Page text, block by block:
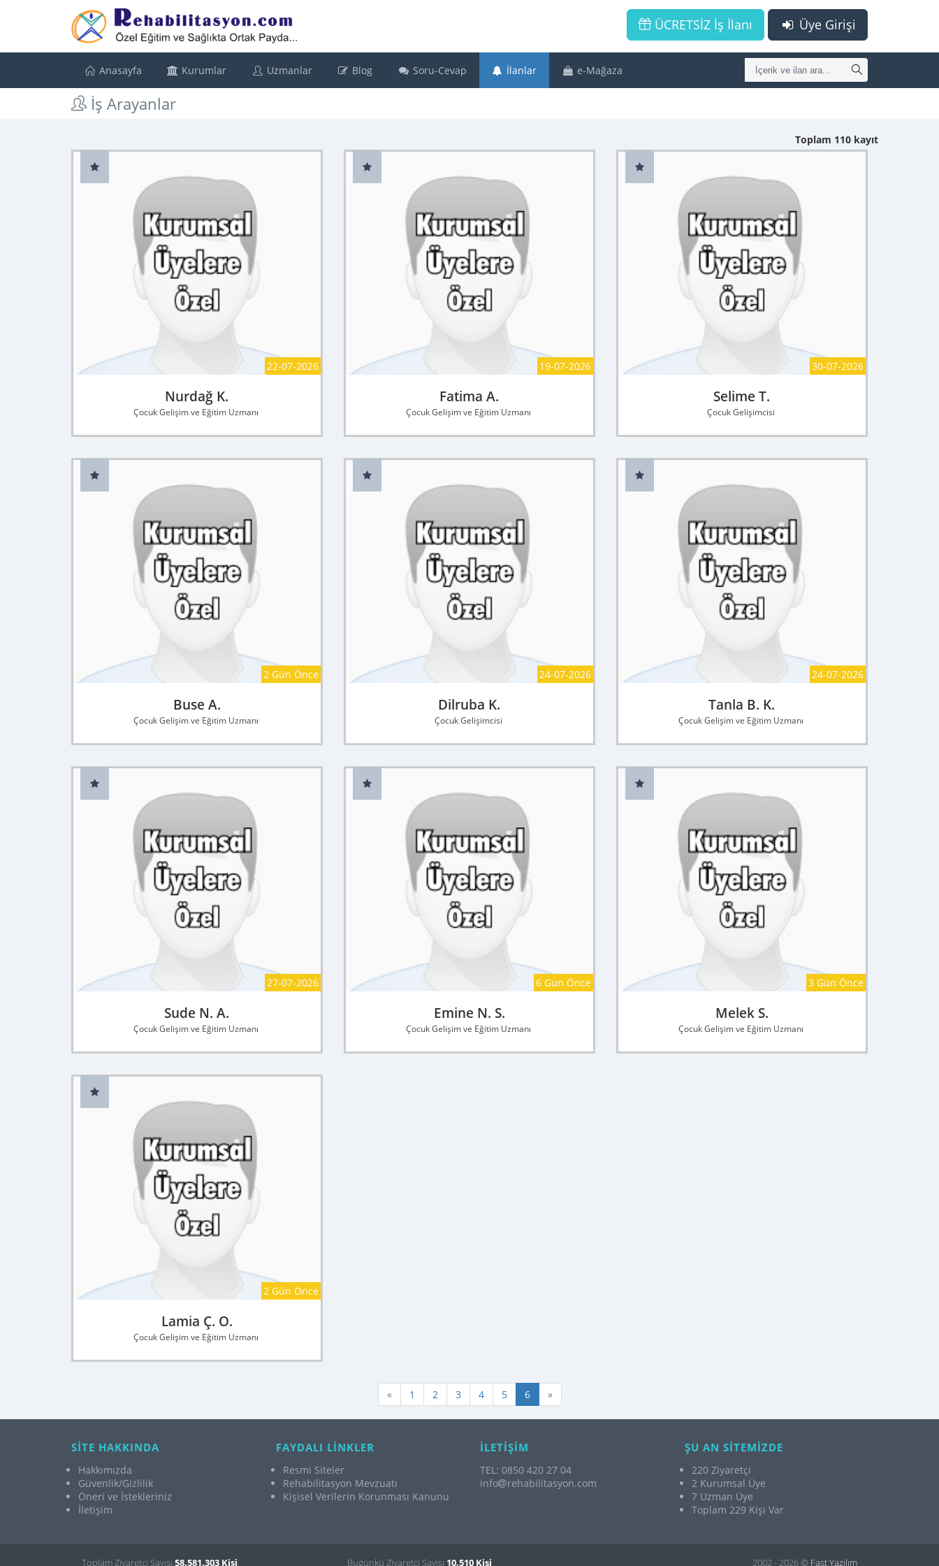
Üye Girişi
ÜCRETSİZ İş İlanı
Anasayfa Kurumlar Uzmanlar Blog Soru-Cevap İlanlar e-Mağaza
İş Arayanlar
Toplam 110 kayıt
22-07-2026
Nurdağ K.
Çocuk Gelişim ve Eğitim Uzmanı
19-07-2026
Fatima A.
Çocuk Gelişim ve Eğitim Uzmanı
30-07-2026
Selime T.
Çocuk Gelişimcisi
2 Gün Önce
Buse A.
Çocuk Gelişim ve Eğitim Uzmanı
24-07-2026
Dilruba K.
Çocuk Gelişimcisi
24-07-2026
Tanla B. K.
Çocuk Gelişim ve Eğitim Uzmanı
27-07-2026
Sude N. A.
Çocuk Gelişim ve Eğitim Uzmanı
6 Gün Önce
Emine N. S.
Çocuk Gelişim ve Eğitim Uzmanı
3 Gün Önce
Melek S.
Çocuk Gelişim ve Eğitim Uzmanı
2 Gün Önce
Lamia Ç. O.
Çocuk Gelişim ve Eğitim Uzmanı
« 1 2 3 4 5 6 »
SİTE HAKKINDA
Hakkımızda
Güvenlik/Gizlilik
Öneri ve İstekleriniz
İletişim
FAYDALI LİNKLER
Resmi Siteler
Rehabilitasyon Mevzuatı
Kişisel Verilerin Korunması Kanunu
İLETİŞİM
TEL: 0850 420 27 04
info
rehabilitasyon.com
ŞU AN SİTEMİZDE
220 Ziyaretçi
2 Kurumsal Üye
7 Uzman Üye
Toplam 229 Kişi Var
Toplam Ziyaretçi Sayısı 58.581.303 Kişi Bugünkü Ziyaretçi Sayısı 10.510 Kişi 2002 - 2026 © Fast Yazılım